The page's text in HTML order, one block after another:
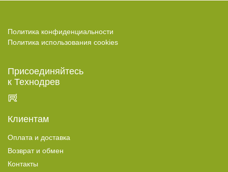
Политика конфиденциальности
Политика использования cookies
Присоединяйтесь
к Технодрев
Клиентам
Оплата и доставка
Возврат и обмен
Контакты